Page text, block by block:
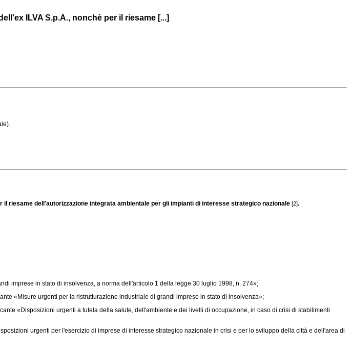
ILVA S.p.A., nonchè per il riesame [...]
riesame dell'autorizzazione integrata ambientale per gli impianti di interesse strategico nazionale [2].
imprese in stato di insolvenza, a norma dell'articolo 1 della legge 30 luglio 1998, n. 274»;
«Misure urgenti per la ristrutturazione industriale di grandi imprese in stato di insolvenza»;
«Disposizioni urgenti a tutela della salute, dell'ambiente e dei livelli di occupazione, in caso di crisi di stabilimenti
urgenti per l'esercizio di imprese di interesse strategico nazionale in crisi e per lo sviluppo della città e dell'area di